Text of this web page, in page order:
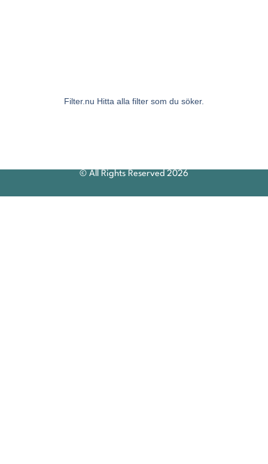
Filter.nu Hitta alla filter som du söker.
© All Rights Reserved 2026